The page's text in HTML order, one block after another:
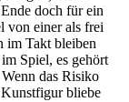
doch für ein
von einer als frei
im Takt bleiben
Spiel, es gehört
das Risiko
bliebe